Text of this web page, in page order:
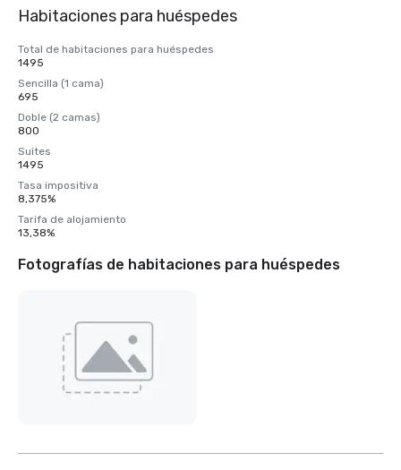
Habitaciones para huéspedes
Total de habitaciones para huéspedes
1495
Sencilla (1 cama)
695
Doble (2 camas)
800
Suites
1495
Tasa impositiva
8,375%
Tarifa de alojamiento
13,38%
Fotografías de habitaciones para huéspedes